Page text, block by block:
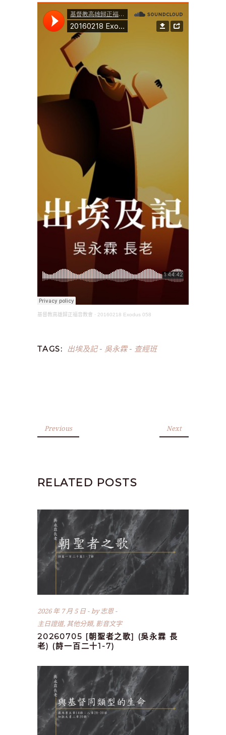
基督教高雄歸正福音教會 · 20160218 Exodus 058
TAGS: 出埃及記- 吳永霖- 查經班
Previous Next
RELATED POSTS
2026 年 7 月 5 日 by志恩
主日證道, 其他分類, 影音文字
20260705 [朝聖者之歌] (吳永霖 長
老) (詩一百二十1-7)